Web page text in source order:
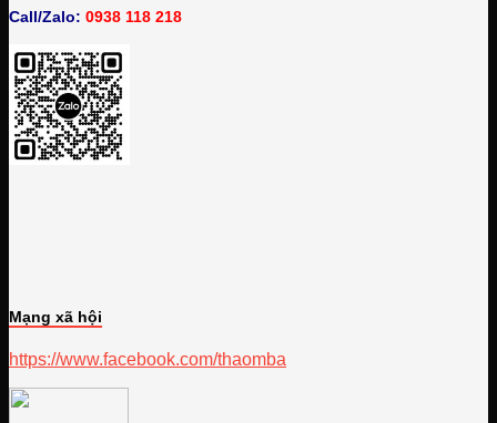
Call/Zalo: 0938 118 218
Mạng xã hội
https://www.facebook.com/thaomba